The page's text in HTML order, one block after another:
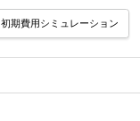
初期費用シミュレーション